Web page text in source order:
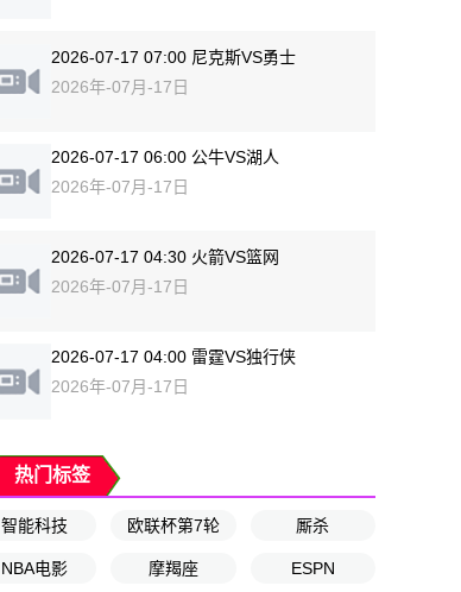
2026-07-17 07:00 尼克斯VS勇士
2026年-07月-17日
2026-07-17 06:00 公牛VS湖人
2026年-07月-17日
2026-07-17 04:30 火箭VS篮网
2026年-07月-17日
2026-07-17 04:00 雷霆VS独行侠
2026年-07月-17日
热门标签
智能科技 欧联杯第7轮 厮杀
NBA电影 摩羯座 ESPN